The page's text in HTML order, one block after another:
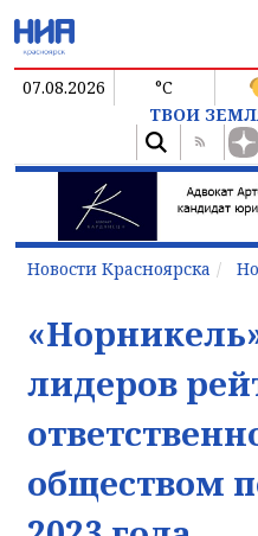
07.08.2026 °C
ТВОИ
Новости Красноярска
лидеров
обществом